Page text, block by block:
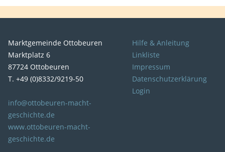
Marktgemeinde Ottobeuren
Marktplatz 6
87724 Ottobeuren
T. +49 (0)8332/9219-50
info@ottobeuren-macht-
geschichte.de
www.ottobeuren-macht-
geschichte.de
Hilfe & Anleitung
Linkliste
Impressum
Datenschutzerklärung
Login